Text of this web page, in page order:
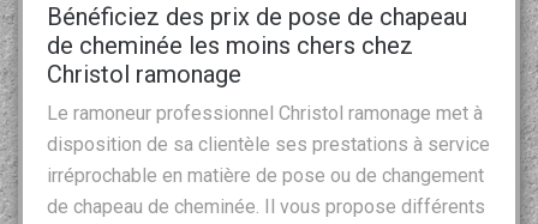
Bénéficiez des prix de pose de chapeau
de cheminée les moins chers chez
Christol ramonage
Le ramoneur professionnel Christol ramonage met à
disposition de sa clientèle ses prestations à service
irréprochable en matière de pose ou de changement
de chapeau de cheminée. Il vous propose différents